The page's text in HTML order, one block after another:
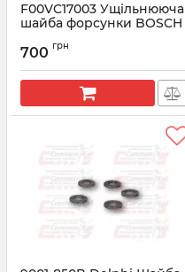
F00VC17003 Ущільнююча
шайба форсунки BOSCH
700 грн